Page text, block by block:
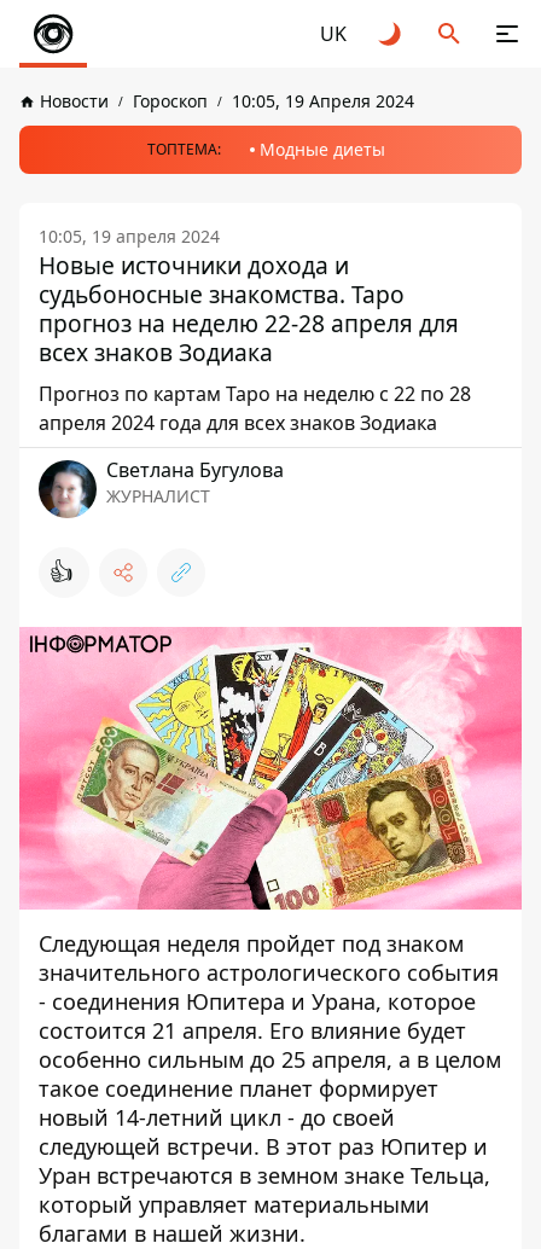
UK
Новости Гороскоп 10:05, 19 Апреля 2024
ТОПТЕМА: Модные диеты
10:05, 19 апреля 2024
Новые источники дохода и
судьбоносные знакомства. Таро
прогноз на неделю 22-28 апреля для
всех знаков Зодиака
Прогноз по картам Таро на неделю с 22 по 28
апреля 2024 года для всех знаков Зодиака
Светлана Бугулова
ЖУРНАЛИСТ
👍
Следующая неделя пройдет под знаком
значительного астрологического события
- соединения Юпитера и Урана, которое
состоится 21 апреля. Его влияние будет
особенно сильным до 25 апреля, а в целом
такое соединение планет формирует
новый 14-летний цикл - до своей
следующей встречи. В этот раз Юпитер и
Уран встречаются в земном знаке Тельца,
который управляет материальными
благами в нашей жизни.